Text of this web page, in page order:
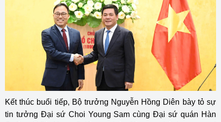
Kết thúc buổi tiếp, Bộ trưởng Nguyễn Hồng Diên bày tỏ sự
tin tưởng Đại sứ Choi Young Sam cùng Đại sứ quán Hàn